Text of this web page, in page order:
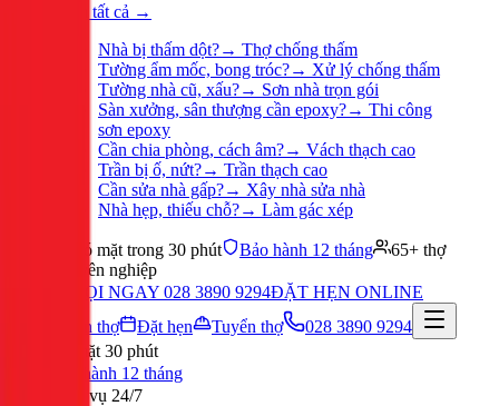
Xem tất cả →
Nhà bị thấm dột?→ Thợ chống thấm
Tường ẩm mốc, bong tróc?→ Xử lý chống thấm
Tường nhà cũ, xấu?→ Sơn nhà trọn gói
Sàn xưởng, sân thượng cần epoxy?→ Thi công
sơn epoxy
Cần chia phòng, cách âm?→ Vách thạch cao
Trần bị ố, nứt?→ Trần thạch cao
Cần sửa nhà gấp?→ Xây nhà sửa nhà
Nhà hẹp, thiếu chỗ?→ Làm gác xép
Có mặt trong 30 phút Bảo hành 12 tháng
65+ thợ
chuyên nghiệp
GỌI NGAY 028 3890 9294ĐẶT HẸN ONLINE
Tuyển thợ
Đặt hẹn Tuyển thợ
028 3890 9294
Có mặt 30 phút
Bảo hành 12 tháng
Phục vụ 24/7